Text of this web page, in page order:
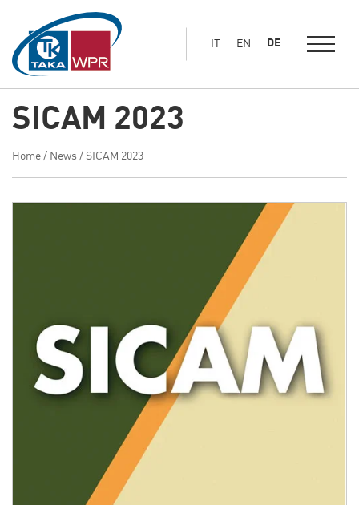
springen
IT EN DE
SICAM 2023
Home / News / SICAM 2023